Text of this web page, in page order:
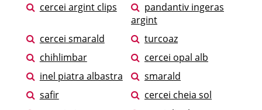
cercei argint clips
pandantiv ingeras
argint
cercei smarald
turcoaz
chihlimbar
cercei opal alb
inel piatra albastra
smarald
safir
cercei cheia sol